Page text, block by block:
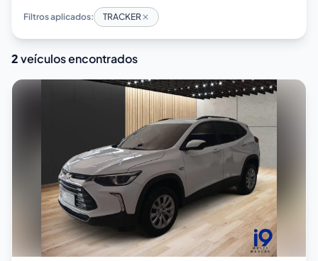
Filtros aplicados: TRACKER
2veículos encontrados